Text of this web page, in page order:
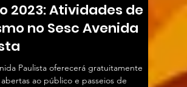
2023: Atividades de
no Sesc Avenida
Paulista oferecerá gratuitamente
ao público e passeios de